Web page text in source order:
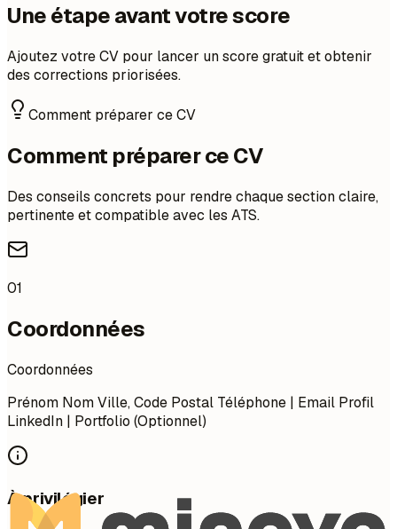
Une étape avant votre score
Ajoutez votre CV pour lancer un score gratuit et obtenir
des corrections priorisées.
Comment préparer ce CV
Comment préparer ce CV
Des conseils concrets pour rendre chaque section claire,
pertinente et compatible avec les ATS.
01
Coordonnées
Coordonnées
Prénom Nom Ville, Code Postal Téléphone | Email Profil
LinkedIn | Portfolio (Optionnel)
À privilégier